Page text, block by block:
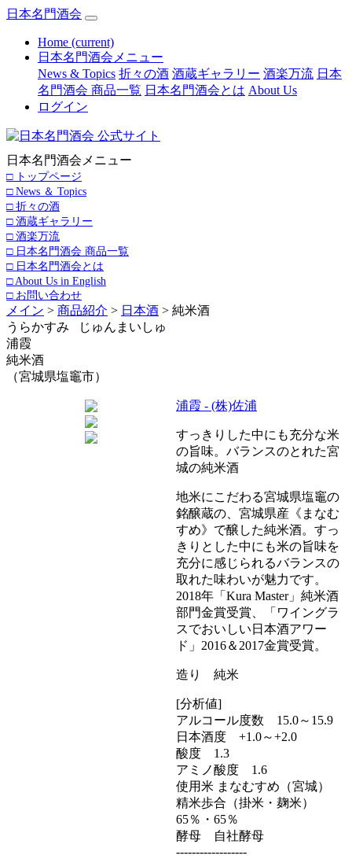
日本名門酒会
Home (current)
日本名門酒会メニュー
News & Topics 折々の酒 酒蔵ギャラリー 酒楽万流 日本
名門酒会 商品一覧 日本名門酒会とは About Us
ログイン
日本名門酒会メニュー
□ トップページ
□ News ＆ Topics
□ 折々の酒
□ 酒蔵ギャラリー
□ 酒楽万流
□ 日本名門酒会 商品一覧
□ 日本名門酒会とは
□ About Us in English
□ お問い合わせ
メイン > 商品紹介 > 日本酒 > 純米酒
うらかすみ じゅんまいしゅ
浦霞
純米酒
（宮城県塩竈市）
浦霞 - (株)佐浦
すっきりした中にも充分な米
の旨味。バランスのとれた宮
城の純米酒
地米にこだわる宮城県塩竈の
銘醸蔵の、宮城県産《まなむ
すめ》で醸した純米酒。すっ
きりとした中にも米の旨味を
充分に感じられるバランスの
取れた味わいが魅力です。
2018年「Kura Master」純米酒
部門金賞受賞、「ワイングラ
スでおいしい日本酒アワー
ド」2016＆2017金賞受賞。
造り 純米
[分析値]
アルコール度数 15.0～15.9
日本酒度 +1.0～+2.0
酸度 1.3
アミノ酸度 1.6
使用米 まなむすめ（宮城）
精米歩合（掛米・麹米）
65％・65％
酵母 自社酵母
------------------